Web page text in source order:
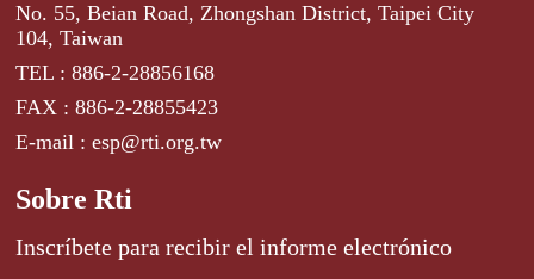
No. 55, Beian Road, Zhongshan District, Taipei City
104, Taiwan
TEL : 886-2-28856168
FAX : 886-2-28855423
E-mail : esp@rti.org.tw
Sobre Rti
Inscríbete para recibir el informe electrónico